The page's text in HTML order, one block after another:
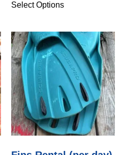
Select Options